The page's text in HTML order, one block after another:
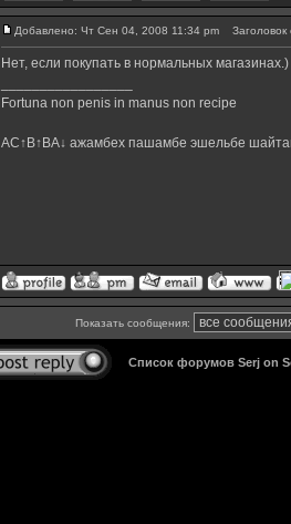
Добавлено: Чт Сен 04, 2008 11:34 pm Заголовок
Нет, если покупать в нормальных магазинах.)
Fortuna non penis in manus non recipe
AC↑B↑BA↓ ажамбех пашамбе эшельбе
Показать сообщения:
Список форумов Serj on